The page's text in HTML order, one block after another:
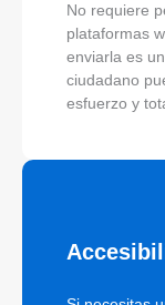
No requiere
plataformas
enviarla es
ciudadano
esfuerzo y